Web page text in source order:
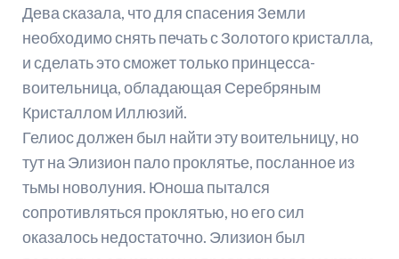
Дева сказала, что для спасения Земли
необходимо снять печать с Золотого кристалла,
и сделать это сможет только принцесса-
воительница, обладающая Серебряным
Кристаллом Иллюзий.
Гелиос должен был найти эту воительницу, но
тут на Элизион пало проклятье, посланное из
тьмы новолуния. Юноша пытался
сопротивляться проклятью, но его сил
оказалось недостаточно. Элизион был